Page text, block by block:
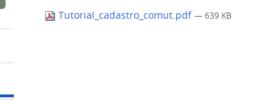
Tutorial_cadastro_comut.pdf— 639 KB